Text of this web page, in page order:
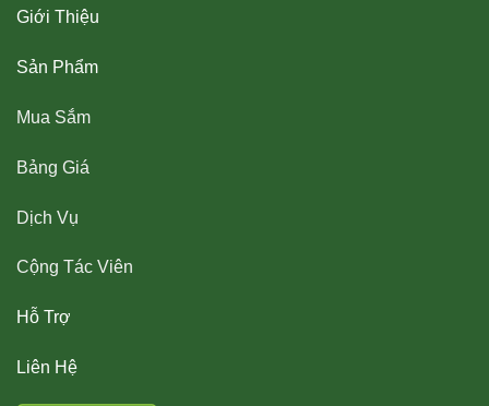
Giới Thiệu
Sản Phẩm
Mua Sắm
Bảng Giá
Dịch Vụ
Cộng Tác Viên
Hỗ Trợ
Liên Hệ